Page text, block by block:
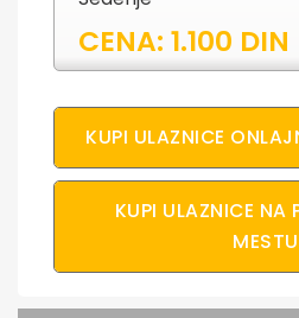
CENA: 1.100 DIN
KUPI ULAZNICE
KUPI ULAZNICE NA
MESTU